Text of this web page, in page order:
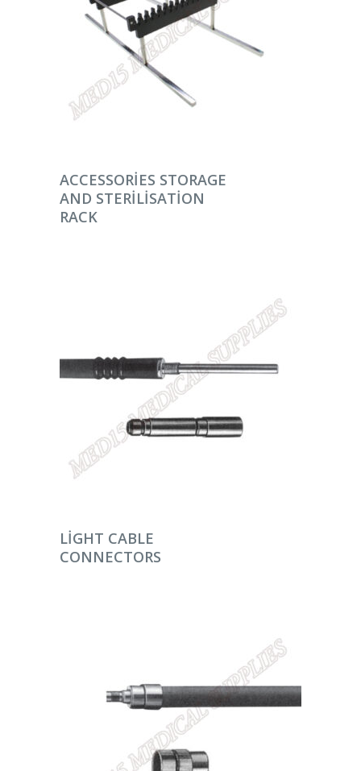
DEVAMINI OKU
ACCESSORIES STORAGE
AND STERILISATION
RACK
DEVAMINI OKU
LIGHT CABLE
CONNECTORS